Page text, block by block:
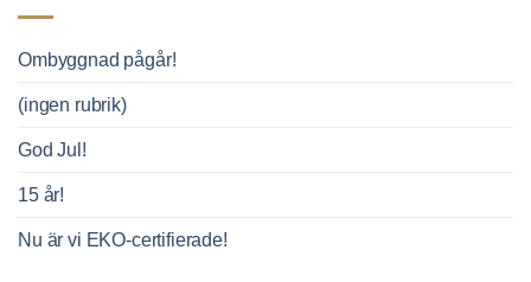
Ombyggnad pågår!
(ingen rubrik)
God Jul!
15 år!
Nu är vi EKO-certifierade!